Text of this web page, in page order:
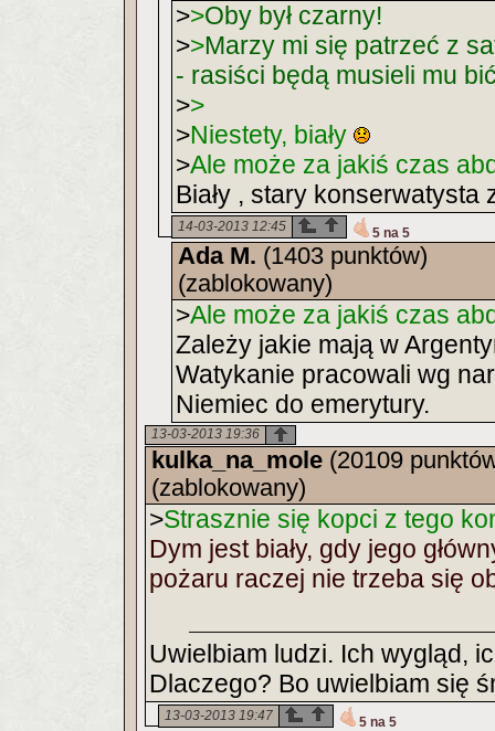
>>Oby był czarny!
>>Marzy mi się patrzeć z
- rasiści będą musieli mu
>>
>Niestety, biały
>Ale może za jakiś czas
Biały , stary
14-03-2013 12:45 5 na 5
Ada M. (1403 punktów)
(zablokowany)
>Ale może za jakiś czas
Zależy jakie mają w
Watykanie pracowali wg
Niemiec do emerytury.
13-03-2013 19:36
kulka_na_mole (20109
(zablokowany)
>Strasznie się kopci z tego
Dym jest biały, gdy jego
pożaru raczej nie trzeba się
Uwielbiam ludzi. Ich wygląd,
Dlaczego? Bo uwielbiam się
13-03-2013 19:47 5 na 5